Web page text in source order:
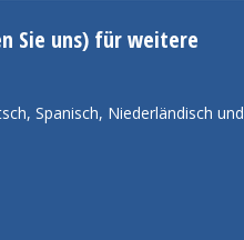
Sie uns) für weitere
Spanisch, Niederländisch und